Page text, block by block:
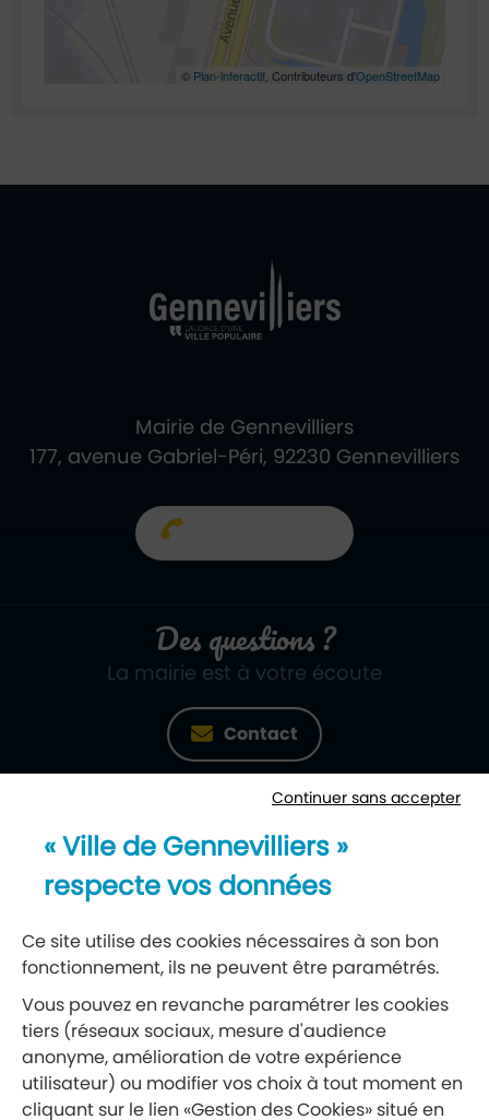
© Plan-interactif , Contributeurs d'OpenStreetMap
Mairie de Gennevilliers
177, avenue Gabriel-Péri, 92230 Gennevilliers
Des questions ?
La mairie est à votre écoute
Contact
Newsletter
Réseaux sociaux
Suivez-nous
Continuer sans accepter
« Ville de Gennevilliers »
respecte vos données
Ce site utilise des cookies nécessaires à son bon
fonctionnement, ils ne peuvent être paramétrés.
Vous pouvez en revanche paramétrer les cookies
tiers (réseaux sociaux, mesure d'audience
anonyme, amélioration de votre expérience
utilisateur) ou modifier vos choix à tout moment en
cliquant sur le lien «Gestion des Cookies» situé en